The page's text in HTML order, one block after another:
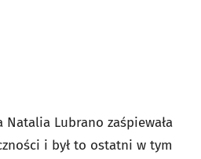
Natalia Lubrano zaśpiewała
i był to ostatni w tym